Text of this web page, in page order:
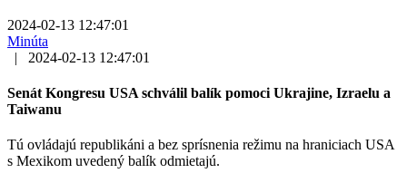
2024-02-13 12:47:01
Minúta
|
2024-02-13 12:47:01
Senát Kongresu USA schválil balík pomoci Ukrajine, Izraelu a
Taiwanu
Tú ovládajú republikáni a bez sprísnenia režimu na hraniciach USA
s Mexikom uvedený balík odmietajú.